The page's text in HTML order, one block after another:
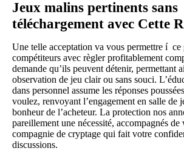
Jeux malins pertinents sans
téléchargement avec Cette
Une telle acceptation va vous permettre í ce
compétiteurs avec règler profitablement
demande qu’ils peuvent détenir, permettant
observation de jeu clair ou sans souci.
dans personnel assume les réponses
voulez, renvoyant l’engagement en salle de
bonheur de l’acheteur. La protection nos
pareillement une nécessité, accompagnés de
compagnie de cryptage qui fait votre
discussions.